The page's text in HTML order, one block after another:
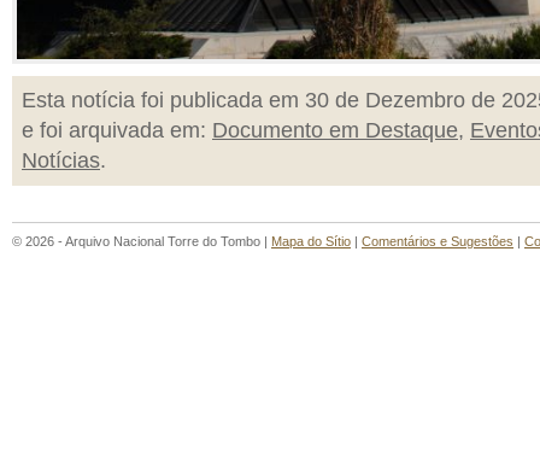
Esta notícia foi publicada em 30 de Dezembro de
e foi arquivada em: Documento em Destaque,
Notícias.
© 2026 - Arquivo Nacional Torre do Tombo | Mapa do Sítio | Comentários e Sugestões |